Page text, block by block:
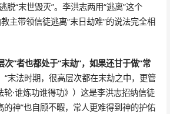
脱“末世毁灭”。李洪志两用“逃离”这个
主带领信徒逃离“末日劫难”的说法完全相
”者也都处于“末劫”，如果还甘于做“常
“末法时期，很高层次都在末劫之中，更管
轮·谁炼功谁得功》）这是李洪志招纳信徒
的神”也自顾不暇，常人更难得到神的护佑